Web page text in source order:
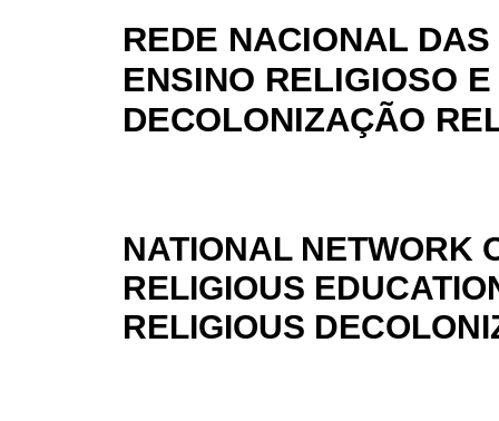
REDE NACIONAL
ENSINO RELIGIOSO
DECOLONIZAÇÃO
NATIONAL NETWORK
RELIGIOUS
RELIGIOUS